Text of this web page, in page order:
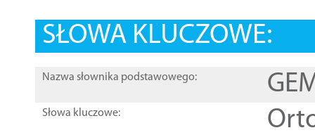
SŁOWA KLUCZOWE:
Nazwa słownika podstawowego:
Słowa kluczowe: